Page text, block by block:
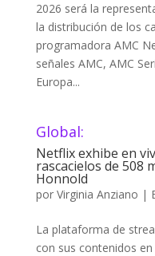
2026 será la
la distribución de los
programadora AMC
señales AMC, AMC
Europa...
Global:
Netflix exhibe en
rascacielos de 508
Honnold
por Virginia Anziano |
La plataforma de
con sus contenidos